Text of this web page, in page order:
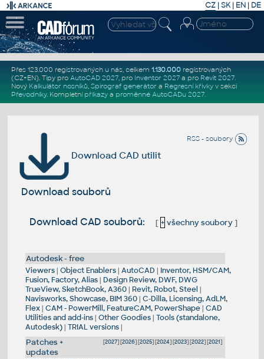
CZ | SK| EN | DE
Přes 123.000 registrovaných u nás, celkem 1.130.000registrovaných
(CZ+EN). Tipy pro AutoCAD 2027, pro Inventor 2027a pro Revit 2027.
Nový Kalkulátor nosníků, Spirograf generátor a Regresní křivkyv sekci
Převodníky. Kompletní příkazya proměnné AutoCADu 2027.
RSS - soubory
Download CAD utilit
Download souborů
Download CAD souborů: [ + všechny soubory]
Autodesk - free
Viewers| Object Enablers| AutoCAD | Inventor, HSM/CAM,
Fusion, Factory, Alias| Design Review, DWF, DWG
TrueView, SketchBook, A360| Revit, Robot, Steel |
Navisworks, Showcase, BIM 360| C-Dilla, Licensing, AdLM,
Flex| CAM - PowerMill, FeatureCAM, PowerShape| CAD
Utilities and add-ins| Other Goodies| Tools (standalone,
Autodesk)| TRIAL versions|
[2027] [2026] [2025] [2024] [2023] [2022] [2021]
Patches +
updates